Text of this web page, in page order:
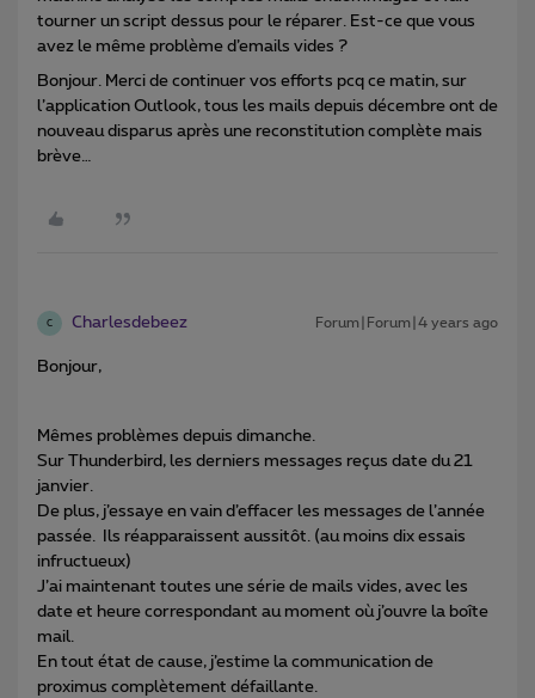
tourner un script dessus pour le réparer. Est-ce que vous
avez le même problème d’emails vides ?
Bonjour. Merci de continuer vos efforts pcq ce matin, sur
l’application Outlook, tous les mails depuis décembre ont de
nouveau disparus après une reconstitution complète mais
brève…
C Charlesdebeez Forum|Forum|4 years ago
Bonjour,
Mêmes problèmes depuis dimanche.
Sur Thunderbird, les derniers messages reçus date du 21
janvier.
De plus, j’essaye en vain d’effacer les messages de l’année
passée. Ils réapparaissent aussitôt. (au moins dix essais
infructueux)
J’ai maintenant toutes une série de mails vides, avec les
date et heure correspondant au moment où j’ouvre la boîte
mail.
En tout état de cause, j’estime la communication de
proximus complètement défaillante.